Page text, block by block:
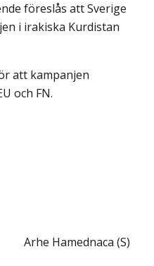
föreslås att Sverige
i irakiska Kurdistan
att kampanjen
och FN.
Arhe Hamednaca (S)